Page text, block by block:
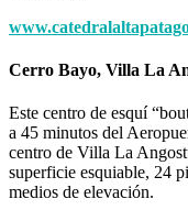
Cerro Bayo, Villa La
Este centro de esquí
a 45 minutos del
centro de Villa La
superficie esquiable, 24
medios de elevación.